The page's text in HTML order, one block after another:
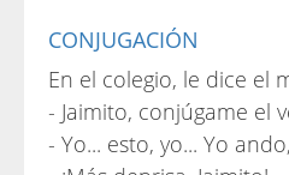
CONJUGACIÓN
En el colegio, le dice el
- Jaimito, conjúgame el
- Yo... esto, yo... Yo